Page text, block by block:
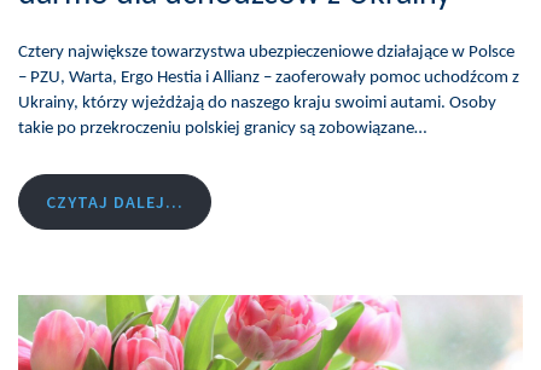
Cztery największe towarzystwa ubezpieczeniowe działające w Polsce
– PZU, Warta, Ergo Hestia i Allianz – zaoferowały pomoc uchodźcom z
Ukrainy, którzy wjeżdżają do naszego kraju swoimi autami. Osoby
takie po przekroczeniu polskiej granicy są zobowiązane…
CZYTAJ DALEJ...